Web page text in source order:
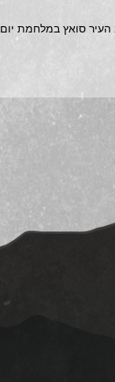
העיר סואץ במלחמת יום